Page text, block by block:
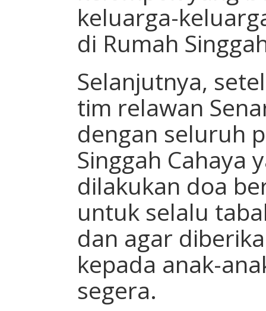
keluarga-
di Rumah
Selanjutnya,
tim relawan
dengan seluruh
Singgah Cahaya
dilakukan doa
untuk selalu
dan agar
kepada anak-
segera.